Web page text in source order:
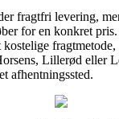
fragtfri levering,
for en konkret
Lillerød eller
afhentningssted.